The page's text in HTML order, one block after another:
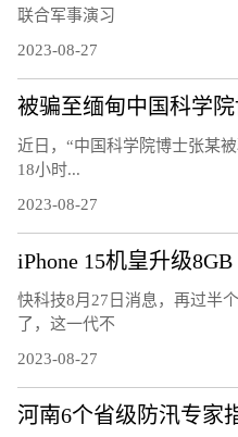
联合军事演习
2023-08-27
近日，“中国科学院博士张某
18小时...
2023-08-27
快科技8月27日消息，再过半
了，这一代不
2023-08-27